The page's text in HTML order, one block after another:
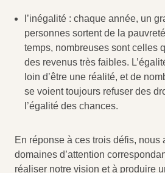
l’inégalité : chaque année, un
personnes sortent de la
temps, nombreuses sont celles
des revenus très faibles.
loin d’être une réalité, et de
se voient toujours refuser des
l’égalité des chances.
En réponse à ces trois défis, nous
domaines d’attention
réaliser notre vision et à produire